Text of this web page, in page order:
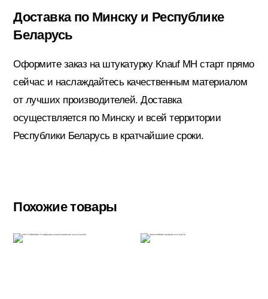
Уголки; маяки
Утеплители и комплектующие
Доставка по Минску и Республике
Беларусь
Оформите заказ на штукатурку Knauf МН старт прямо
сейчас и наслаждайтесь качественным материалом
от лучших производителей. Доставка
осуществляется по Минску и всей территории
Республики Беларусь в кратчайшие сроки.
Похожие товары